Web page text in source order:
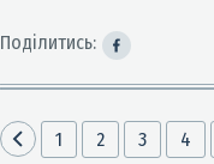
Поділитись:
1 2 3 4